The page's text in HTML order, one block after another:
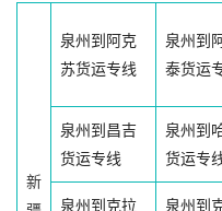
新
泉州到阿克
苏货运专线
泉州到
泰货运
泉州到昌吉
货运专线
泉州到
货运专
泉州到克拉
泉州到